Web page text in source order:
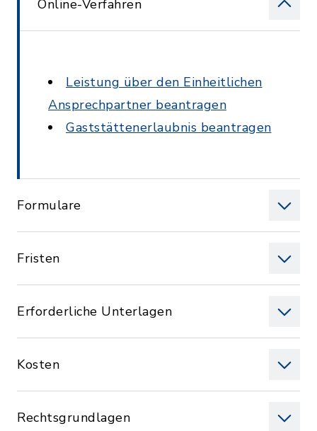
Online-Verfahren
Leistung über den Einheitlichen
Ansprechpartner beantragen
Gaststättenerlaubnis beantragen
Formulare
Fristen
Erforderliche Unterlagen
Kosten
Rechtsgrundlagen